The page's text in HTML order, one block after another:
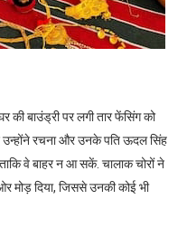
की बाउंड्री पर लगी तार फेंसिंग को
उन्होंने रचना और उनके पति ऊदल सिंह
वे बाहर न आ सकें. चालाक चोरों ने
मोड़ दिया, जिससे उनकी कोई भी